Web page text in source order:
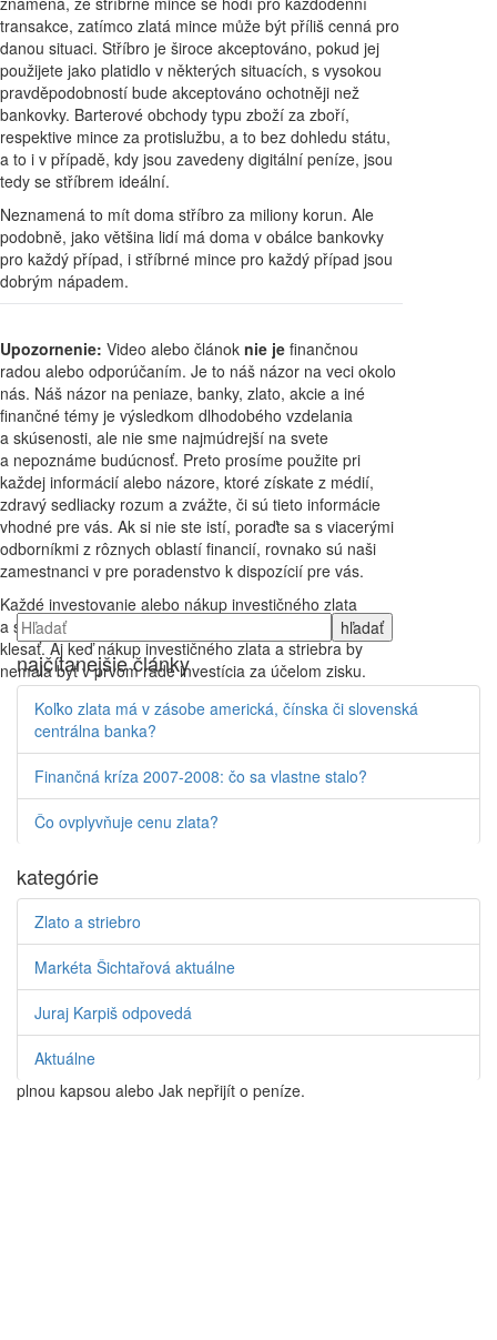
transakce, zatímco zlatá mince může být příliš cenná pro
danou situaci. Stříbro je široce akceptováno, pokud jej
použijete jako platidlo v některých situacích, s vysokou
pravděpodobností bude akceptováno ochotněji než
bankovky. Barterové obchody typu zboží za zboří,
respektive mince za protislužbu, a to bez dohledu státu,
a to i v případě, kdy jsou zavedeny digitální peníze, jsou
tedy se stříbrem ideální.
Neznamená to mít doma stříbro za miliony korun. Ale
podobně, jako většina lidí má doma v obálce bankovky
pro každý případ, i stříbrné mince pro každý případ jsou
dobrým nápadem.
Upozornenie: Video alebo článok nie je finančnou
radou alebo odporúčaním. Je to náš názor na veci okolo
nás. Náš názor na peniaze, banky, zlato, akcie a iné
finančné témy je výsledkom dlhodobého vzdelania
a skúsenosti, ale nie sme najmúdrejší na svete
a nepoznáme budúcnosť. Preto prosíme použite pri
každej informácií alebo názore, ktoré získate z médií,
zdravý sedliacky rozum a zvážte, či sú tieto informácie
vhodné pre vás. Ak si nie ste istí, poraďte sa s viacerými
odborníkmi z rôznych oblastí financií, rovnako sú naši
zamestnanci v pre poradenstvo k dispozícií pre vás.
Každé investovanie alebo nákup investičného zlata
a striebra je rizikové a ceny zlata a striebra môžu aj
klesať. Aj keď nákup investičného zlata a striebra by
nemala byť v prvom rade investícia za účelom zisku.
Novinky na blogu?
Pošlite mi info
autor článku
Ing. Markéta Šichtařová
Markéta Šichtařová je česká ekonómka, blogerka, a
a finančných trhov ako napríklad Do důchodu s
plnou kapsou alebo Jak nepřijít o peníze.
najčítanejšie články
Koľko zlata má v zásobe americká, čínska či slovenská
centrálna banka?
Finančná kríza 2007-2008: čo sa vlastne stalo?
Čo ovplyvňuje cenu zlata?
kategórie
Zlato a striebro
Markéta Šichtařová aktuálne
Juraj Karpiš odpovedá
Aktuálne